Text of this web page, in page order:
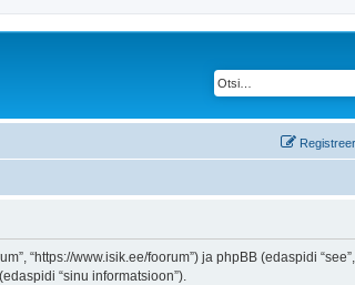
“https://www.isik.ee/foorum”) ja phpBB (edaspidi “see”,
“sinu informatsioon”).